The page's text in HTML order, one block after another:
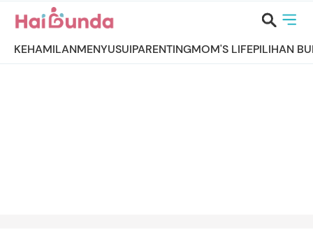
KEHAMILANMENYUSUIPARENTINGMOM'S LIFEPILIHAN